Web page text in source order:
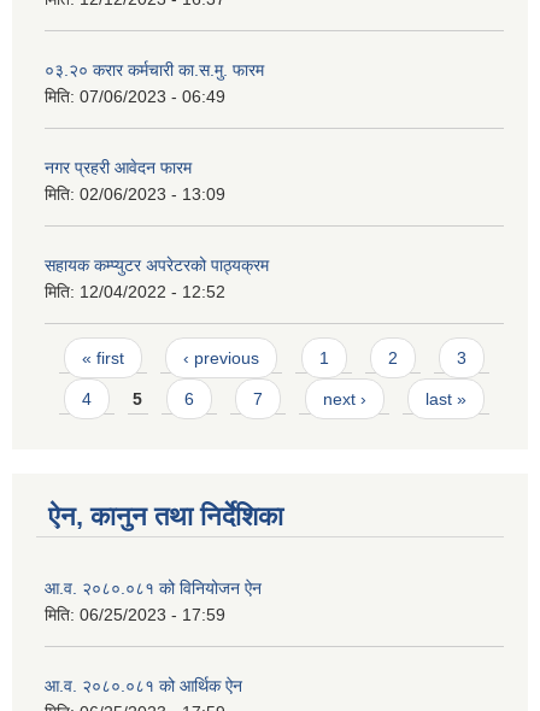
०३.२० करार कर्मचारी का.स.मु. फारम
मिति: 07/06/2023 - 06:49
नगर प्रहरी आवेदन फारम
मिति: 02/06/2023 - 13:09
सहायक कम्प्युटर अपरेटरको पाठ्यक्रम
मिति: 12/04/2022 - 12:52
Pages
« first ‹ previous 1 2 3
4 5 6 7 next › last »
ऐन, कानुन तथा निर्देशिका
आ.व. २०८०.०८१ को विनियोजन ऐन
मिति: 06/25/2023 - 17:59
आ.व. २०८०.०८१ को आर्थिक ऐन